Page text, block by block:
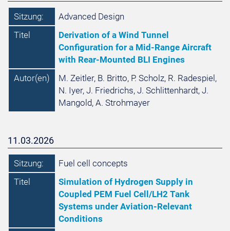
Sitzung:
Advanced Design
Titel
Derivation of a Wind Tunnel
Configuration for a Mid-Range Aircraft
with Rear-Mounted BLI Engines
Autor(en)
M. Zeitler, B. Britto, P. Scholz, R. Radespiel,
N. Iyer, J. Friedrichs, J. Schlittenhardt, J.
Mangold, A. Strohmayer
11.03.2026
Sitzung:
Fuel cell concepts
Titel
Simulation of Hydrogen Supply in
Coupled PEM Fuel Cell/LH2 Tank
Systems under Aviation-Relevant
Conditions